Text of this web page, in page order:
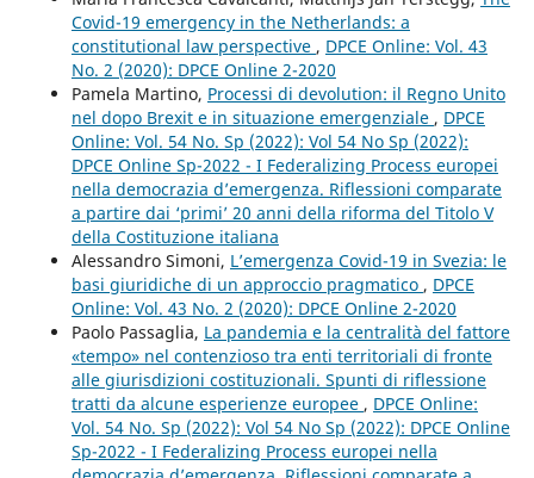
Covid-19 emergency in the Netherlands: a
constitutional law perspective , DPCE Online: Vol. 43
No. 2 (2020): DPCE Online 2-2020
Pamela Martino, Processi di devolution: il Regno Unito
nel dopo Brexit e in situazione emergenziale , DPCE
Online: Vol. 54 No. Sp (2022): Vol 54 No Sp (2022):
DPCE Online Sp-2022 - I Federalizing Process europei
nella democrazia d’emergenza. Riflessioni comparate
a partire dai ‘primi’ 20 anni della riforma del Titolo V
della Costituzione italiana
Alessandro Simoni, L’emergenza Covid-19 in Svezia: le
basi giuridiche di un approccio pragmatico , DPCE
Online: Vol. 43 No. 2 (2020): DPCE Online 2-2020
Paolo Passaglia, La pandemia e la centralità del fattore
«tempo» nel contenzioso tra enti territoriali di fronte
alle giurisdizioni costituzionali. Spunti di riflessione
tratti da alcune esperienze europee , DPCE Online:
Vol. 54 No. Sp (2022): Vol 54 No Sp (2022): DPCE Online
Sp-2022 - I Federalizing Process europei nella